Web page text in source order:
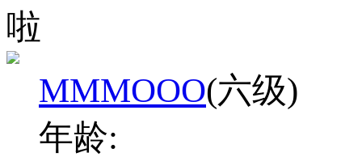
啦
MMMOOO(六级)
年龄: